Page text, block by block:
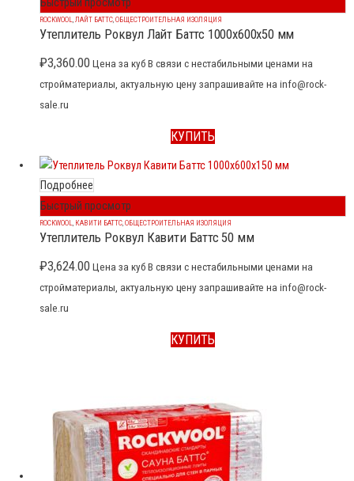
Быстрый просмотр
ROCKWOOL,ЛАЙТ БАТТС,ОБЩЕСТРОИТЕЛЬНАЯ ИЗОЛЯЦИЯ
Утеплитель Роквул Лайт Баттс 1000x600x50 мм
₽3,360.00 Цена за куб В связи с нестабильными ценами на
стройматериалы, актуальную цену запрашивайте на info@rock-
sale.ru
КУПИТЬ
Подробнее
Быстрый просмотр
ROCKWOOL КАВИТИ БАТТС ОБЩЕСТРОИТЕЛЬНАЯ ИЗОЛЯЦИЯ
Утеплитель Роквул Кавити Баттс 50 мм
₽3,624.00 Цена за куб В связи с нестабильными ценами на
стройматериалы, актуальную цену запрашивайте на info@rock-
sale.ru
КУПИТЬ